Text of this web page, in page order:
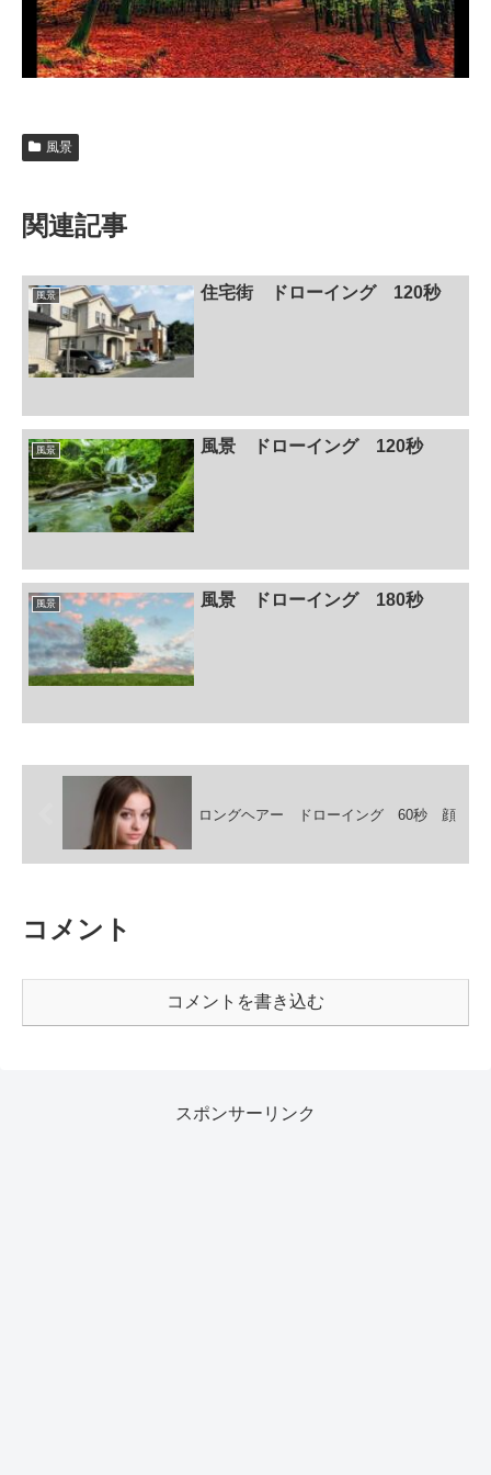
風景
関連記事
風景 住宅街 ドローイング 120秒
風景 風景 ドローイング 120秒
風景 風景 ドローイング 180秒
ロングヘアー ドローイング 60秒 顔
コメント
コメントを書き込む
スポンサーリンク